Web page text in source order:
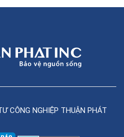
CÔNG NGHIỆP THUẬN PHÁT